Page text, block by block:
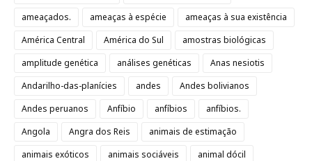
ameaçados.
ameaças à espécie
ameaças à sua existência
América Central
América do Sul
amostras biológicas
amplitude genética
análises genéticas
Anas nesiotis
Andarilho-das-planícies
andes
Andes bolivianos
Andes peruanos
Anfíbio anfíbios
anfíbios.
Angola
Angra dos Reis
animais de estimação
animais exóticos
animais sociáveis
animal dócil